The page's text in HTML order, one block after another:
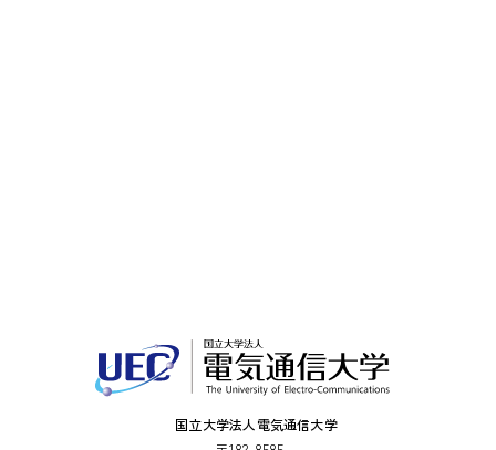
国立大学法人電気通信大学